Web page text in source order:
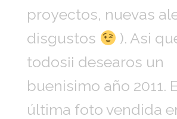
proyectos, nuevas
disgustos
). Asi
todos¡¡ desearos un
buenisimo año 2011.
última foto vendida